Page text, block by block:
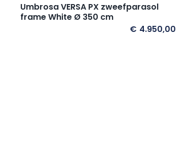
Umbrosa VERSA PX zweefparasol
frame White Ø 350 cm
€ 4.950,00